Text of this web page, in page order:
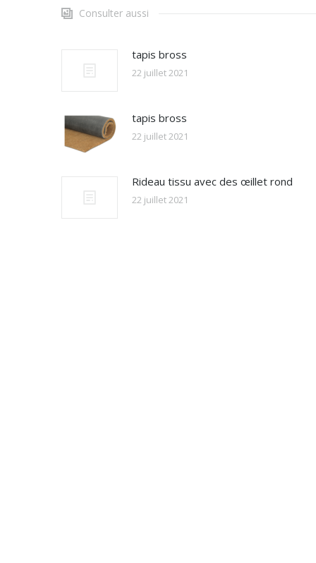
Consulter aussi
tapis bross
22 juillet 2021
tapis bross
22 juillet 2021
Rideau tissu avec des œillet rond
22 juillet 2021